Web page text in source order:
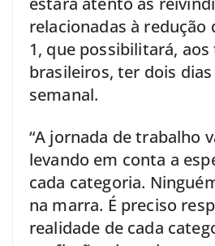
relacionadas à redução
1, que possibilitará,
brasileiros, ter dois
semanal.
“A jornada de trabalho
levando em conta a
cada categoria.
na marra. É preciso
realidade de cada